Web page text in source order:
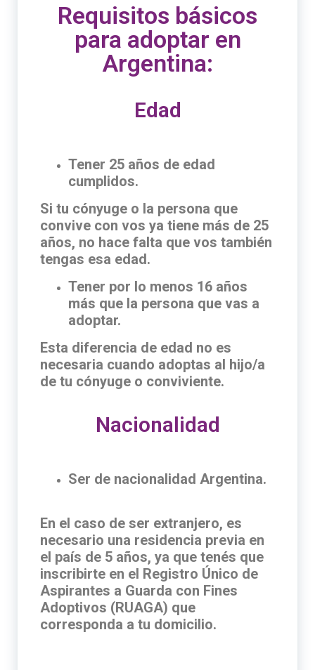
Requisitos básicos
para adoptar en
Argentina:
Edad
Tener 25 años de edad
cumplidos.
Si tu cónyuge o la persona que
convive con vos ya tiene más de 25
años, no hace falta que vos también
tengas esa edad.
Tener por lo menos 16 años
más que la persona que vas a
adoptar.
Esta diferencia de edad no es
necesaria cuando adoptas al hijo/a
de tu cónyuge o conviviente.
Nacionalidad
Ser de nacionalidad Argentina.
En el caso de ser extranjero, es
necesario una residencia previa en
el país de 5 años, ya que tenés que
inscribirte en el Registro Único de
Aspirantes a Guarda con Fines
Adoptivos (RUAGA) que
corresponda a tu domicilio.